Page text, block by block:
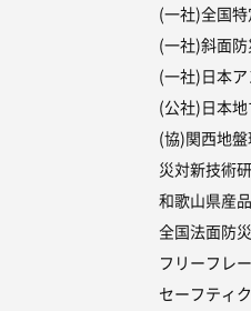
(一社)全国
(一社)斜面
(一社)日本
(公社)日本
(協)関西地
災対新技術
和歌山県産
全国法面防
フリーフレ
セーフティ